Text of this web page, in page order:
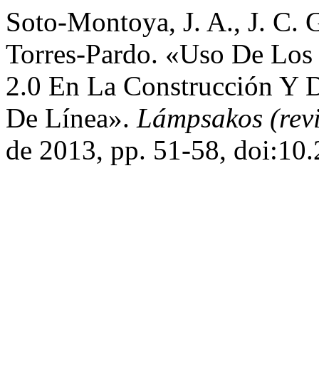
Soto-Montoya, J. A., J. C.
Torres-Pardo. «Uso De
2.0 En La Construcción Y
De Línea». Lámpsakos
de 2013, pp. 51-58,